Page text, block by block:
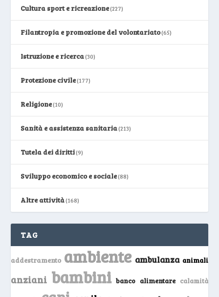
Cultura sport e ricreazione(227)
Filantropia e promozione del volontariato(65)
Istruzione e ricerca(30)
Protezione civile(177)
Religione(10)
Sanità e assistenza sanitaria(213)
Tutela dei diritti(9)
Sviluppo economico e sociale(88)
Altre attività(168)
TAG
addestramento ambiente ambulanza animali
anziani bambini banco alimentare calamità